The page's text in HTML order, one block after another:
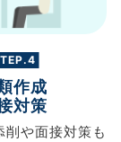
作成
対策
削や面接対策も